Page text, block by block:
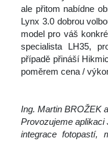
ale přitom nabídne
Lynx 3.0 dobrou
model pro váš
pecialista LH35,
případě přináší
poměrem cena /
Ing. Martin BROŽEK
Provozujeme
integrace fotopastí,